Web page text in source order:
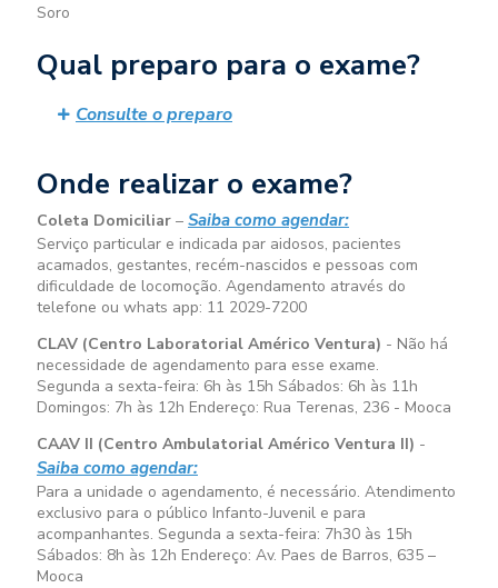
Soro
Qual preparo para o exame?
Consulte o preparo
Onde realizar o exame?
Coleta Domiciliar – Saiba como agendar:
Serviço particular e indicada par aidosos, pacientes
acamados, gestantes, recém-nascidos e pessoas com
dificuldade de locomoção. Agendamento através do
telefone ou whats app: 11 2029-7200
CLAV (Centro Laboratorial Américo Ventura) - Não há
necessidade de agendamento para esse exame.
Segunda a sexta-feira: 6h às 15h Sábados: 6h às 11h
Domingos: 7h às 12h Endereço: Rua Terenas, 236 - Mooca
CAAV II (Centro Ambulatorial Américo Ventura II) -
Saiba como agendar:
Para a unidade o agendamento, é necessário. Atendimento
exclusivo para o público Infanto-Juvenil e para
acompanhantes. Segunda a sexta-feira: 7h30 às 15h
Sábados: 8h às 12h Endereço: Av. Paes de Barros, 635 –
Mooca